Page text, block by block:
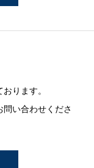
ります。
い合わせくださ